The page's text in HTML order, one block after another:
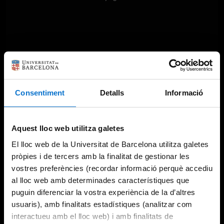
Consentiment Detalls Informació
Aquest lloc web utilitza galetes
El lloc web de la Universitat de Barcelona utilitza galetes
pròpies i de tercers amb la finalitat de gestionar les
vostres preferències (recordar informació perquè accediu
al lloc web amb determinades característiques que
puguin diferenciar la vostra experiència de la d’altres
usuaris), amb finalitats estadístiques (analitzar com
interactueu amb el lloc web) i amb finalitats de